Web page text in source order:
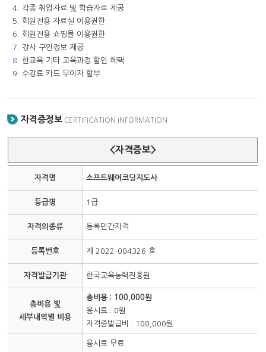
4.
각종 취업자료 및 학습자료 제공
5.
회원전용 자료실 이용권한
6.
회원전용 쇼핑몰 이용권한
7.
강사 구인정보 제공
8.
한교육 기타 교육과정 할인 혜택
9.
수강료 카드 무이자 할부
자격증정보 CERTIFICATION INFORMATION
<자격증보>
자격명 소프트웨어코딩지도사
등급명 1급
자격의종류 등록민간자격
등록번호 제 2022-004326 호
자격발급기관 한국교육능력진흥원
총비용 빛
세부내역별 비용
총비용 : 100,000원
응시료 : 0원
자격증발급비 : 100,000원
응시료 무료